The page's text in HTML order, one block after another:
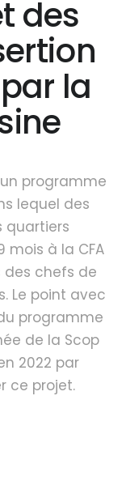
des
la
programme
lequel des
quartiers
à la CFA
des chefs de
Le point avec
programme
de la Scop
2022 par
ce projet.